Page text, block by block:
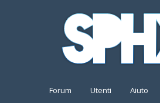
Forum Utenti Aiuto